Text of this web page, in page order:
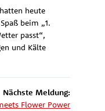
heute
beim „1.
passt“,
und Kälte
Nächste Meldung:
Flower Power